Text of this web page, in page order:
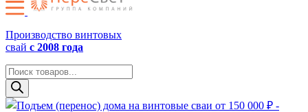
Производство винтовых
свай с 2008 года
Поиск
товаров